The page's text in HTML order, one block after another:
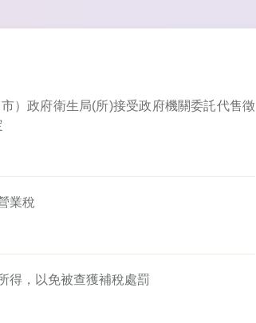
）政府衛生局(所)接受政府機關委託代售徵
業稅
得，以免被查獲補稅處罰